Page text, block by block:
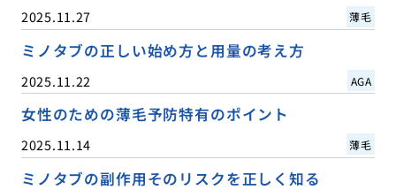
2025.11.27 薄毛
ミノタブの正しい始め方と用量の考え方
2025.11.22 AGA
女性のための薄毛予防特有のポイント
2025.11.14 薄毛
ミノタブの副作用そのリスクを正しく知る